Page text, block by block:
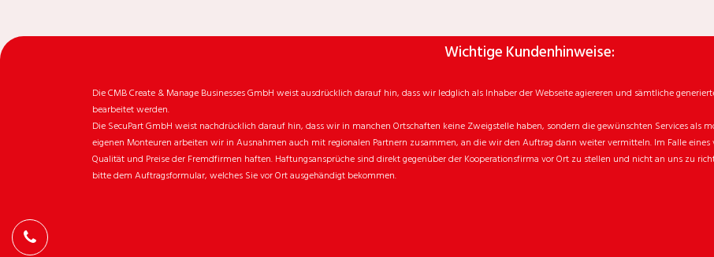
Wichtige Kundenhinweise:
Die CMB Create & Manage Businesses GmbH weist ausdrücklich darauf hin, dass wir ledglich als Inhaber der Webseite agiereren und sämtliche
bearbeitet werden.
Die SecuPart GmbH weist nachdrücklich darauf hin, dass wir in manchen Ortschaften keine Zweigstelle haben, sondern die gewünschten Services als
eigenen Monteuren arbeiten wir in Ausnahmen auch mit regionalen Partnern zusammen, an die wir den Auftrag dann weiter vermitteln. Im Falle
Qualität und Preise der Fremdfirmen haften. Haftungsansprüche sind direkt gegenüber der Kooperationsfirma vor Ort zu stellen und nicht an uns zu
bitte dem Auftragsformular, welches Sie vor Ort ausgehändigt bekommen.